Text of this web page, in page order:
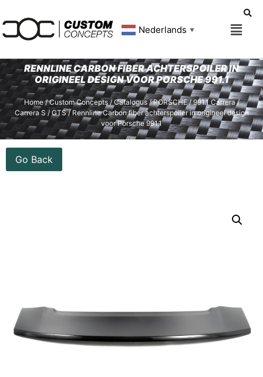
Nederlands ▼
RENNLINE CARBON FIBER ACHTERSPOILER IN
ORIGINEEL DESIGN VOOR PORSCHE 991.1
Home/Custom Concepts/ Catalogus/PORSCHE/991.1 Carrera /
Carrera S / GTS/ Rennline Carbon fiber achterspoiler in origineel design
voor Porsche 991.1
Go Back